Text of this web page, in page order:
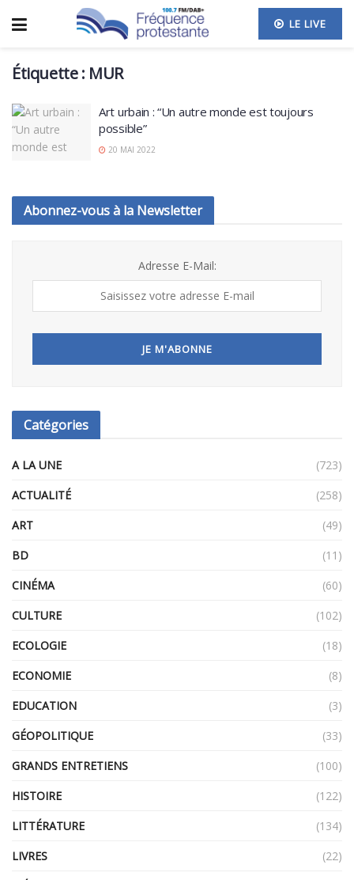
LE LIVE
Étiquette : MUR
Art urbain : “Un autre monde est toujours
possible”
20 MAI 2022
Abonnez-vous à la Newsletter
Adresse E-Mail:
Catégories
A LA UNE
(723)
ACTUALITÉ
(258)
ART
(49)
BD
(11)
CINÉMA
(60)
CULTURE
(102)
ECOLOGIE
(18)
ECONOMIE
(8)
EDUCATION
(3)
GÉOPOLITIQUE
(33)
GRANDS ENTRETIENS
(100)
HISTOIRE
(122)
LITTÉRATURE
(134)
LIVRES
(22)